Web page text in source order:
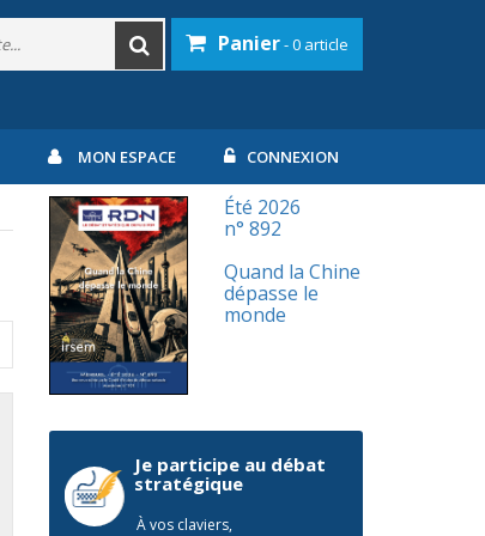
Panier- 0 article
MON ESPACE CONNEXION
Été 2026
n° 892
Quand la Chine
dépasse le
monde
Je participe au débat
stratégique
À vos claviers,